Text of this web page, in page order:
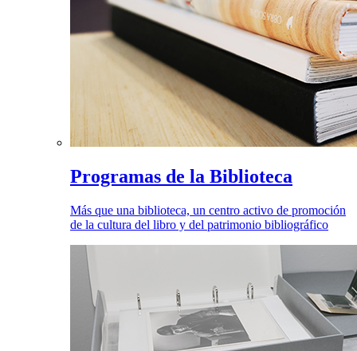
Programas de la Biblioteca
Más que una biblioteca, un centro activo de promoción
de la cultura del libro y del patrimonio bibliográfico